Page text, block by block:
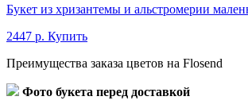
Букет из хризантемы и альстромерии
2447 р. Купить
Преимущества заказа цветов на Flosend
Фото букета перед доставкой